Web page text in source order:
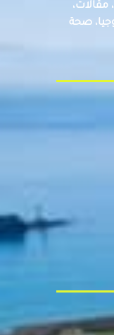
مقالات،
صحة